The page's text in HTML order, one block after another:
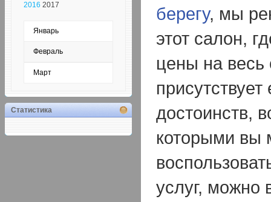
берегу, мы
этот салон,
цены на весь
достоинств,
которыми вы
услуг, можно
2016 2017
Январь
Февраль
Март
Статистика